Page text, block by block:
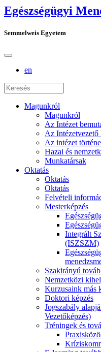
Egészségügyi
Semmelweis Egyetem
en
Magunkról
Magunkról
Az Intézet
Az Intézetvezető
Az intézet
Hazai és
Munkatársak
Oktatás
Oktatás
Oktatás
Felvételi
Mesterképzés
Integrált
(ISZSZM)
Szakirányú
Nemzetközi
Kurzusaink más
Doktori képzés
Jogszabály
Vezetőképzés)
Tréningek és